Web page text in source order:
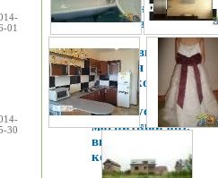
01
30
Комісійний магазин
*Фартові Речі*
Ковані вироби,
художня ковка,
металоконструкції
ПМЛ пускатель
магнитный авт.
выключатель
контактор